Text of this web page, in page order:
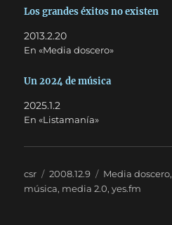
Los grandes éxitos no existen
2013.2.20
En «Media doscero»
Un 2024 de música
2025.1.2
En «Listamanía»
Autor
csr
Publicado
el
2008.12.9 Categorías
Media doscero,
música, media 2.0,yes.fm